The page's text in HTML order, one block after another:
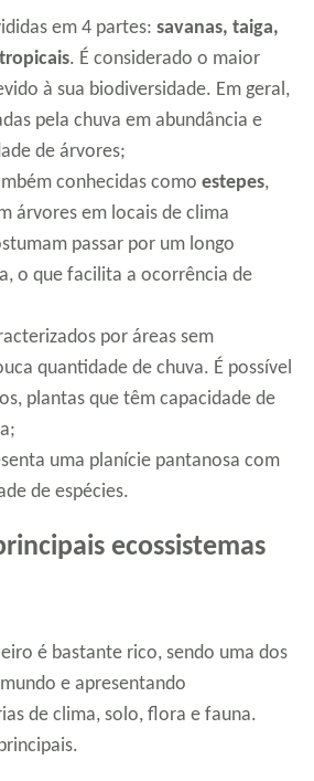
em 4 partes: savanas, taiga,
. É considerado o maior
à sua biodiversidade. Em geral,
pela chuva em abundância e
de árvores;
conhecidas como estepes,
árvores em locais de clima
passar por um longo
o que facilita a ocorrência de
por áreas sem
quantidade de chuva. É possível
plantas que têm capacidade de
uma planície pantanosa com
de espécies.
ecossistemas
é bastante rico, sendo uma dos
e apresentando
de clima, solo, flora e fauna.